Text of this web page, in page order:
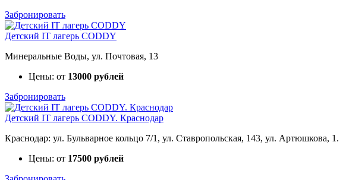
Забронировать
Детский IT лагерь CODDY
Минеральные Воды, ул. Почтовая, 13
Цены: от 13000 рублей
Забронировать
Детский IT лагерь CODDY. Краснодар
Краснодар: ул. Бульварное кольцо 7/1, ул. Ставропольская, 143, ул. Артюшкова, 1.
Цены: от 17500 рублей